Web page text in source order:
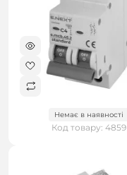
Немає в наявності
Код товару: 4859